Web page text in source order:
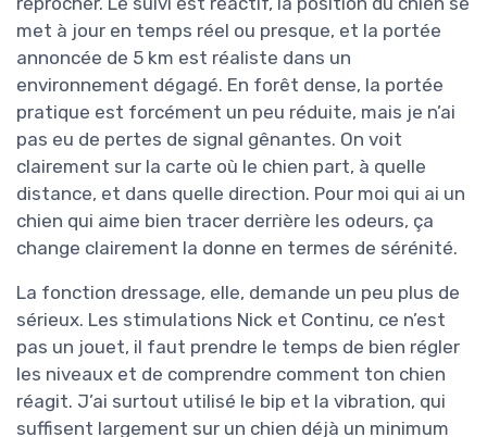
met à jour en temps réel ou presque, et la portée
annoncée de 5 km est réaliste dans un
environnement dégagé. En forêt dense, la portée
pratique est forcément un peu réduite, mais je n’ai
pas eu de pertes de signal gênantes. On voit
clairement sur la carte où le chien part, à quelle
distance, et dans quelle direction. Pour moi qui ai un
chien qui aime bien tracer derrière les odeurs, ça
change clairement la donne en termes de sérénité.
La fonction dressage, elle, demande un peu plus de
sérieux. Les stimulations Nick et Continu, ce n’est
pas un jouet, il faut prendre le temps de bien régler
les niveaux et de comprendre comment ton chien
réagit. J’ai surtout utilisé le bip et la vibration, qui
suffisent largement sur un chien déjà un minimum